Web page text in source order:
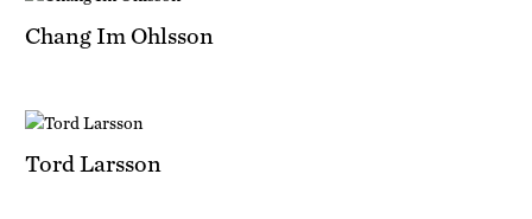
Chang Im Ohlsson
Tord Larsson